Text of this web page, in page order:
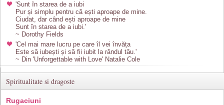
'Sunt în starea de a iubi
Pur și simplu pentru că ești aproape de mine.
Ciudat, dar când ești aproape de mine
Sunt în starea de a iubi.'
~ Dorothy Fields
'Cel mai mare lucru pe care îl vei învăța
Este să iubești și să fii iubit la rândul tău.'
~ Din 'Unforgettable with Love' Natalie Cole
Spiritualitate si dragoste
Rugaciuni